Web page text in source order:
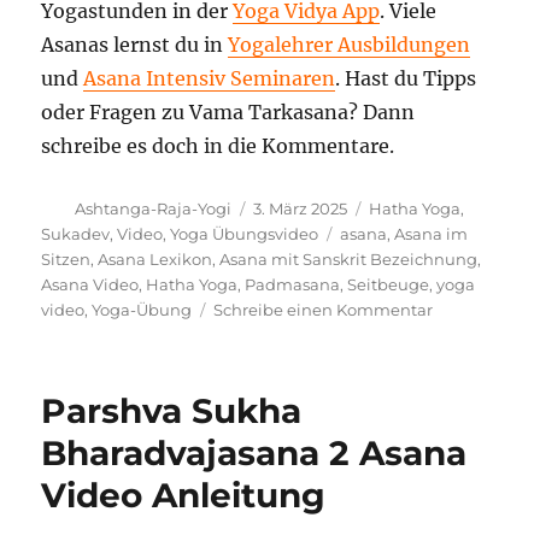
Yogastunden in derYoga Vidya App. Viele
Asanas lernst du inYogalehrer Ausbildungen
undAsana Intensiv Seminaren. Hast du Tipps
oder Fragen zu Vama Tarkasana? Dann
schreibe es doch in die Kommentare.
Autor
Ashtanga-Raja-Yogi
Veröffentlicht
am
3. März 2025 Kategorien
Hatha Yoga,
Sukadev,Video,Yoga Übungsvideo Schlagwörter
asana,Asana im
Sitzen,Asana Lexikon,Asana mit Sanskrit Bezeichnung,
Asana Video, Hatha Yoga, Padmasana,Seitbeuge,yoga
video,Yoga-Übung Schreibe einen Kommentarzu
Video
Parshva Sukha
Bharadvajasana 2 Asana
Video Anleitung